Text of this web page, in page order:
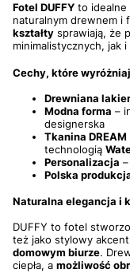
Fotel DUFFY to idealne
naturalnym drewnem i
kształty sprawiają, że
minimalistycznych, jak
Cechy, które
Drewniana
Modna forma –
designerska
Tkanina DREAM
technologią
Personalizacja
Polska
Naturalna elegancja i
DUFFY to fotel
też jako stylowy
domowym biurze.
ciepła, a możliwość